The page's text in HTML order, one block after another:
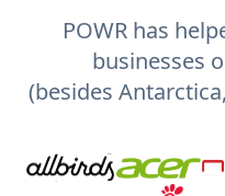
POWR has
businesses
(besides